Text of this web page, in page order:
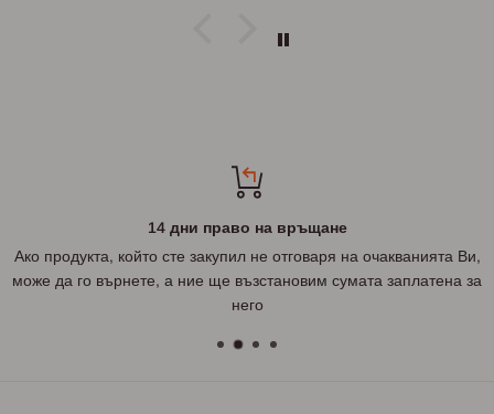
14 дни право на връщане
Ако продукта, който сте закупил не отговаря на очакванията Ви,
може да го върнете, а ние ще възстановим сумата заплатена за
него